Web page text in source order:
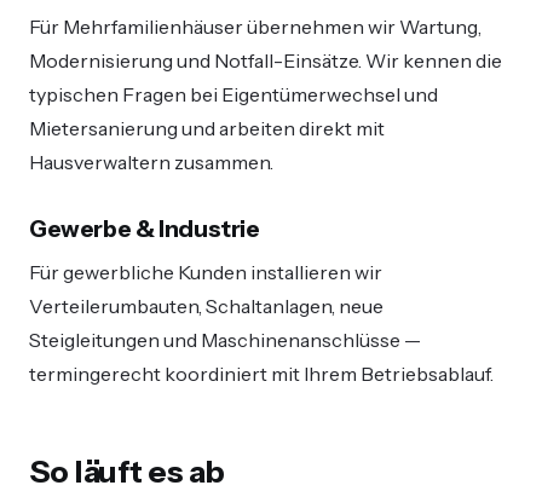
Für Mehrfamilienhäuser übernehmen wir Wartung,
Modernisierung und Notfall-Einsätze. Wir kennen die
typischen Fragen bei Eigentümerwechsel und
Mietersanierung und arbeiten direkt mit
Hausverwaltern zusammen.
Gewerbe & Industrie
Für gewerbliche Kunden installieren wir
Verteilerumbauten, Schaltanlagen, neue
Steigleitungen und Maschinenanschlüsse —
termingerecht koordiniert mit Ihrem Betriebsablauf.
So läuft es ab